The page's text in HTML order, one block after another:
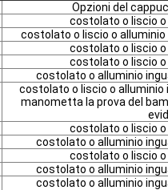
Opzioni del
costolato o liscio
costolato o liscio o
costolato o liscio
costolato o liscio
costolato o alluminio
costolato o liscio o alluminio
manometta la prova del
costolato o liscio
costolato o alluminio
costolato o liscio
costolato o alluminio
costolato o alluminio